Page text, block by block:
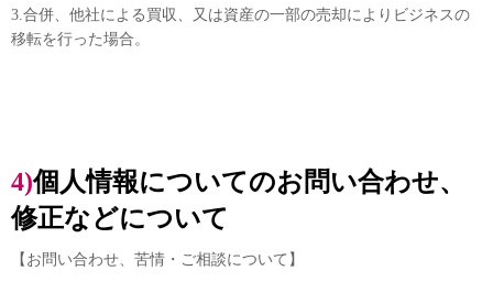
3.合併、他社による買収、又は資産の一部の売却によりビジネスの
移転を行った場合。
4)個人情報についてのお問い合わせ、
修正などについて
【お問い合わせ、苦情・ご相談について】